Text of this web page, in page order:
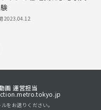
2023.04.12
画 運営担当
をお送りください。